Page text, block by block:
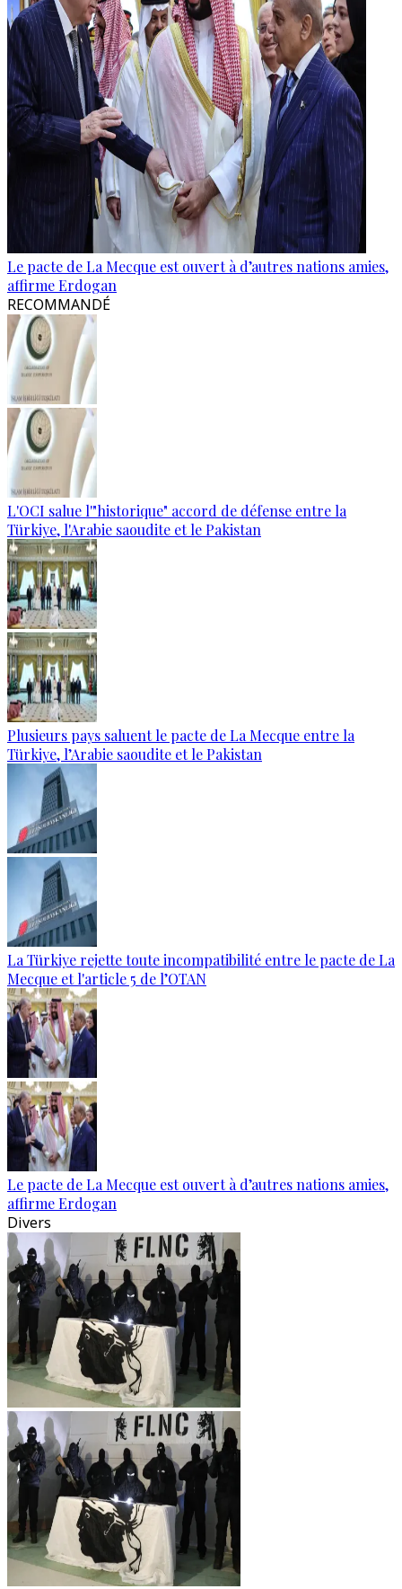
Le pacte de La Mecque est ouvert à d’autres nations amies,
affirme Erdogan
RECOMMANDÉ
L'OCI salue l'"historique" accord de défense entre la
Türkiye, l'Arabie saoudite et le Pakistan
Plusieurs pays saluent le pacte de La Mecque entre la
Türkiye, l’Arabie saoudite et le Pakistan
La Türkiye rejette toute incompatibilité entre le pacte de La
Mecque et l'article 5 de l’OTAN
Le pacte de La Mecque est ouvert à d’autres nations amies,
affirme Erdogan
Divers